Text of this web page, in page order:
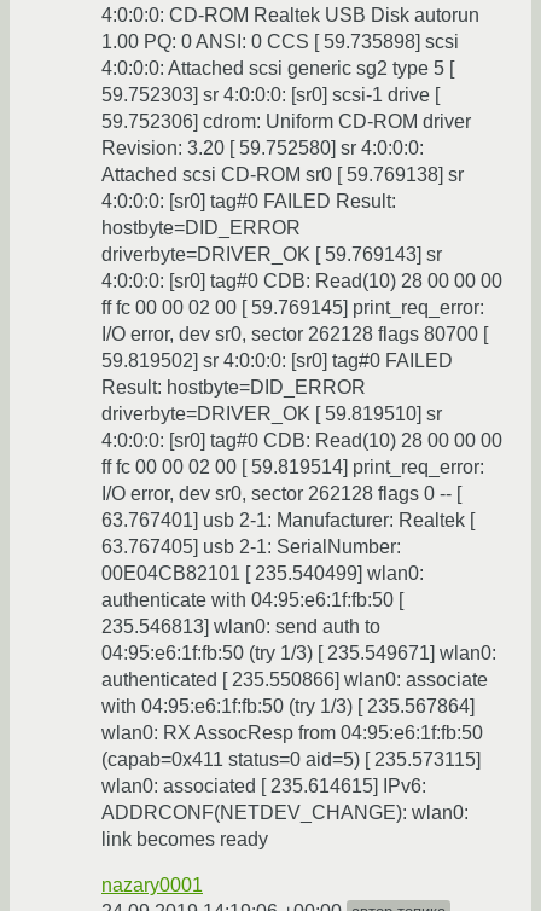
4:0:0:0: CD-ROM Realtek USB Disk autorun
1.00 PQ: 0 ANSI: 0 CCS [ 59.735898] scsi
4:0:0:0: Attached scsi generic sg2 type 5 [
59.752303] sr 4:0:0:0: [sr0] scsi-1 drive [
59.752306] cdrom: Uniform CD-ROM driver
Revision: 3.20 [ 59.752580] sr 4:0:0:0:
Attached scsi CD-ROM sr0 [ 59.769138] sr
4:0:0:0: [sr0] tag#0 FAILED Result:
hostbyte=DID_ERROR
driverbyte=DRIVER_OK [ 59.769143] sr
4:0:0:0: [sr0] tag#0 CDB: Read(10) 28 00 00 00
ff fc 00 00 02 00 [ 59.769145] print_req_error:
I/O error, dev sr0, sector 262128 flags 80700 [
59.819502] sr 4:0:0:0: [sr0] tag#0 FAILED
Result: hostbyte=DID_ERROR
driverbyte=DRIVER_OK [ 59.819510] sr
4:0:0:0: [sr0] tag#0 CDB: Read(10) 28 00 00 00
ff fc 00 00 02 00 [ 59.819514] print_req_error:
I/O error, dev sr0, sector 262128 flags 0 -- [
63.767401] usb 2-1: Manufacturer: Realtek [
63.767405] usb 2-1: SerialNumber:
00E04CB82101 [ 235.540499] wlan0:
authenticate with 04:95:e6:1f:fb:50 [
235.546813] wlan0: send auth to
04:95:e6:1f:fb:50 (try 1/3) [ 235.549671] wlan0:
authenticated [ 235.550866] wlan0: associate
with 04:95:e6:1f:fb:50 (try 1/3) [ 235.567864]
wlan0: RX AssocResp from 04:95:e6:1f:fb:50
(capab=0x411 status=0 aid=5) [ 235.573115]
wlan0: associated [ 235.614615] IPv6:
ADDRCONF(NETDEV_CHANGE): wlan0:
link becomes ready
nazary0001